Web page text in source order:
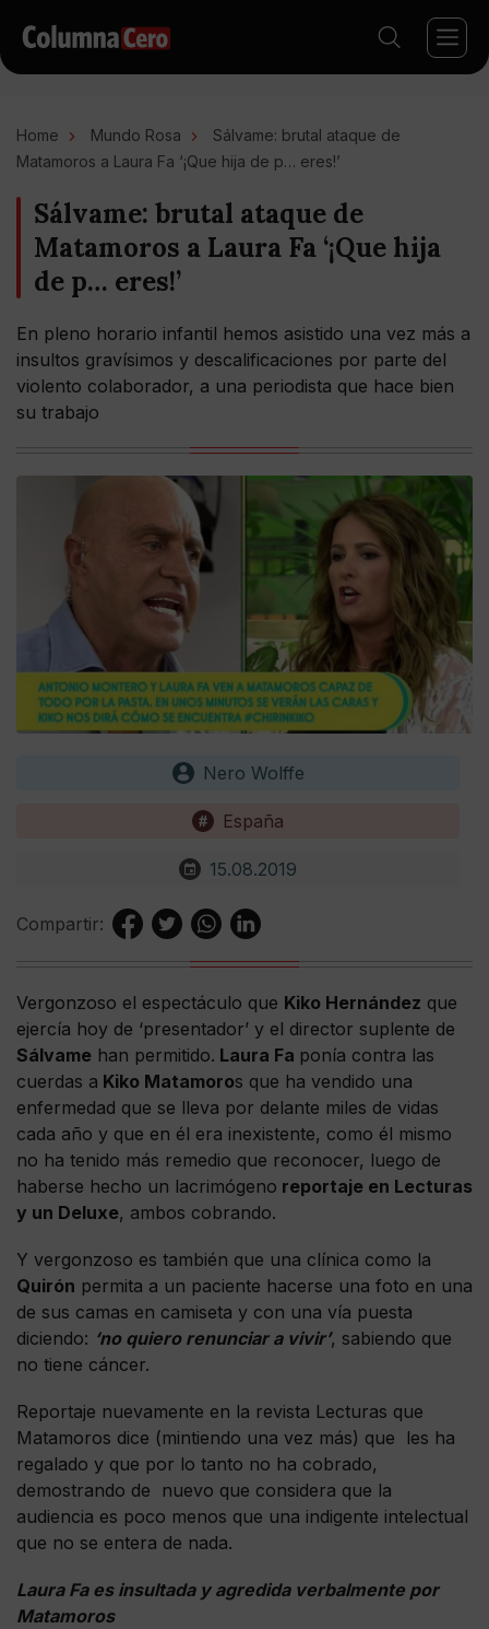
Home Mundo Rosa
Sálvame: brutal ataque de
Matamoros a Laura Fa ‘¡Que hija de p… eres!’
Sálvame: brutal ataque de
Matamoros a Laura Fa ‘¡Que hija
de p… eres!’
En pleno horario infantil hemos asistido una vez más a
insultos gravísimos y descalificaciones por parte del
violento colaborador, a una periodista que hace bien
su trabajo
Nero Wolffe
España
15.08.2019
Compartir:
Vergonzoso el espectáculo que Kiko Hernández que
ejercía hoy de ‘presentador’ y el director suplente de
Sálvame han permitido. Laura Fa ponía contra las
cuerdas a Kiko Matamoros que ha vendido una
enfermedad que se lleva por delante miles de vidas
cada año y que en él era inexistente, como él mismo
no ha tenido más remedio que reconocer, luego de
haberse hecho un lacrimógeno reportaje en Lecturas
y un Deluxe, ambos cobrando.
Y vergonzoso es también que una clínica como la
Quirón permita a un paciente hacerse una foto en una
de sus camas en camiseta y con una vía puesta
diciendo: ‘no quiero renunciar a vivir’, sabiendo que
no tiene cáncer.
Reportaje nuevamente en la revista Lecturas que
Matamoros dice (mintiendo una vez más) que les ha
regalado y que por lo tanto no ha cobrado,
demostrando de nuevo que considera que la
audiencia es poco menos que una indigente intelectual
que no se entera de nada.
Laura Fa es insultada y agredida verbalmente por
Matamoros